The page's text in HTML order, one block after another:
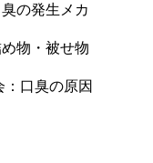
の発生メカ
物・被せ物
口臭の原因